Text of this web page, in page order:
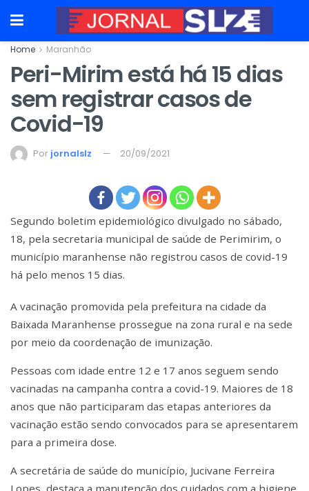
Home Maranhão
Peri-Mirim está há 15 dias
sem registrar casos de
Covid-19
Por jornalslz 20/09/2021
Segundo boletim epidemiológico divulgado no sábado,
18, pela secretaria municipal de saúde de Perimirim, o
município maranhense não registrou casos de covid-19
há pelo menos 15 dias.
A vacinação promovida pela prefeitura na cidade da
Baixada Maranhense prossegue na zona rural e na sede
por meio da coordenação de imunização.
Pessoas com idade entre 12 e 17 anos seguem sendo
vacinadas na campanha contra a covid-19. Maiores de 18
anos que não participaram das etapas anteriores da
vacinação estão sendo convocados para se apresentarem
para a primeira dose.
A secretária de saúde do município, Jucivane Ferreira
Lopes, destaca a manutenção dos cuidados com a higiene